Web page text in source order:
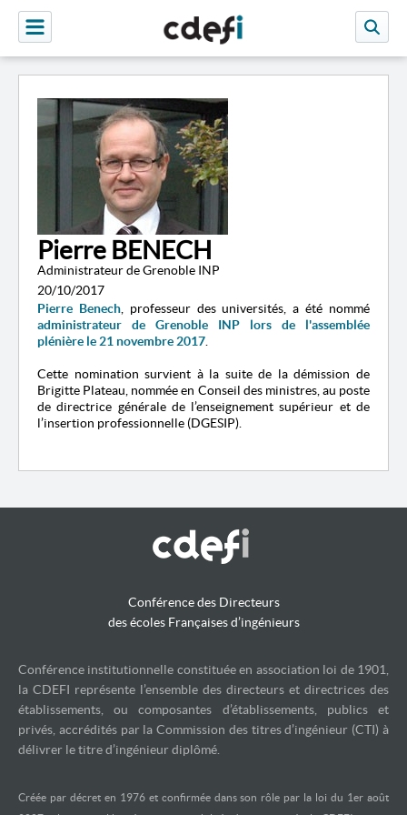
Pierre BENECH
Administrateur de Grenoble INP
20/10/2017
Pierre Benech, professeur des universités, a été nommé
administrateur de Grenoble INP
lors de l'assemblée
plénière le 21 novembre 2017
Cette nomination survient à la suite de la démission de
Brigitte Plateau, nommée en Conseil des ministres, au poste
de directrice générale de l’enseignement supérieur et de
l’insertion professionnelle (DGESIP).
Conférence des Directeurs
des écoles Françaises d’ingénieurs
Conférence institutionnelle constituée en association loi de 1901,
la CDEFI représente l’ensemble des directeurs et directrices des
établissements, ou composantes d’établissements, publics et
privés, accrédités par la Commission des titres d’ingénieur (CTI) à
délivrer le titre d’ingénieur diplômé.
Créée par décret en 1976 et confirmée dans son rôle par la loi du 1er août